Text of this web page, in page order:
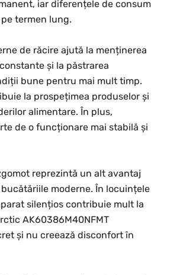
iar diferențele de consum
termen lung.
de răcire ajută la menținerea
și la păstrarea
bune pentru mai mult timp.
la prospețimea produselor și
alimentare. În plus,
de o funcționare mai stabilă și
reprezintă un alt avantaj
moderne. În locuințele
silențios contribuie mult la
AK60386M40NFMT
și nu creează disconfort în